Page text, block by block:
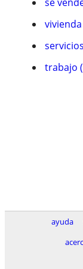
vivienda
trabajo
ayuda